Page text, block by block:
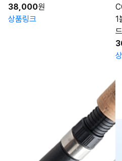
38,000원
상품링크
1